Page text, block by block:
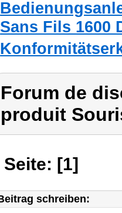
Sans Fils 1600
Forum de
produit
Seite: [1]
schreiben: